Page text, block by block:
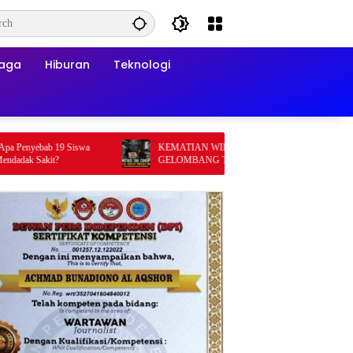
Hiburan Teknologi
19 Siswa
KEMATIAN WIDI NUR CAHYONO MEMICU
GELOMBANG TUNTUTAN PUBLIK: MUTASI
DIANGGAP TAK MENJAWAB PERTANYAAN
MENGUAT